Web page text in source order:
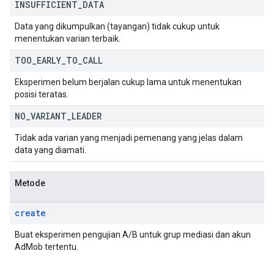
INSUFFICIENT DATA
Data yang dikumpulkan (tayangan) tidak cukup untuk
menentukan varian terbaik.
TOO EARLY TO CALL
Eksperimen belum berjalan cukup lama untuk menentukan
posisi teratas.
NO VARIANT LEADER
Tidak ada varian yang menjadi pemenang yang jelas dalam
data yang diamati.
Metode
create
Buat eksperimen pengujian A/B untuk grup mediasi dan akun
AdMob tertentu.